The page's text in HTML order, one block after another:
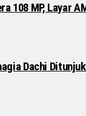
108 MP, Layar
Dachi